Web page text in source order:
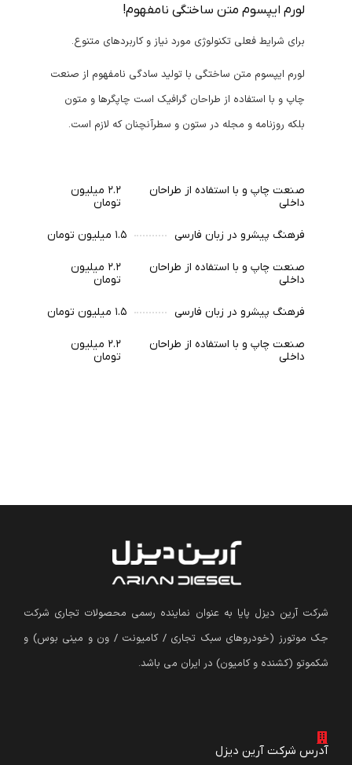
صنعت چاپ و با استفاده از طراحان
داخلی
۲.۲ میلیون
تومان
فرهنگ پیشرو در زبان فارسی ۱.۵ میلیون تومان
صنعت چاپ و با استفاده از طراحان
داخلی
۲.۲ میلیون
تومان
فرهنگ پیشرو در زبان فارسی ۱.۵ میلیون تومان
صنعت چاپ و با استفاده از طراحان
داخلی
۲.۲ میلیون
تومان
لورم ایپسوم متن ساختگی نامفهوم!
برای شرایط فعلی تکنولوژی مورد نیاز و کاربردهای متنوع.
لورم ایپسوم متن ساختگی با تولید سادگی نامفهوم از صنعت
چاپ و با استفاده از طراحان گرافیک است چاپگرها و متون
بلکه روزنامه و مجله در ستون و سطرآنچنان که لازم است.
شرکت آرین دیزل پایا به عنوان نماینده رسمی محصولات تجاری شرکت
جک موتورز (خودروهای سبک تجاری / کامیونت / ون و مینی بوس) و
شکموتو (کشنده و کامیون) در ایران می باشد.
آدرس شرکت آرین دیزل